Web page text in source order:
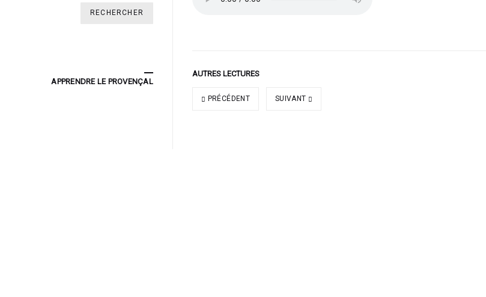
AUTRES LECTURES
PRÉCÉDENT SUIVANT
APPRENDRE LE PROVENÇAL